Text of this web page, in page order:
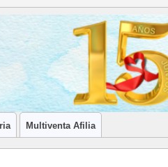
INMOBILIARIOS
Multiventa Afilia